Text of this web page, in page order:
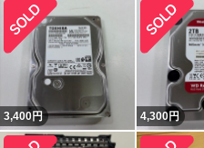
3,400円 4,300円